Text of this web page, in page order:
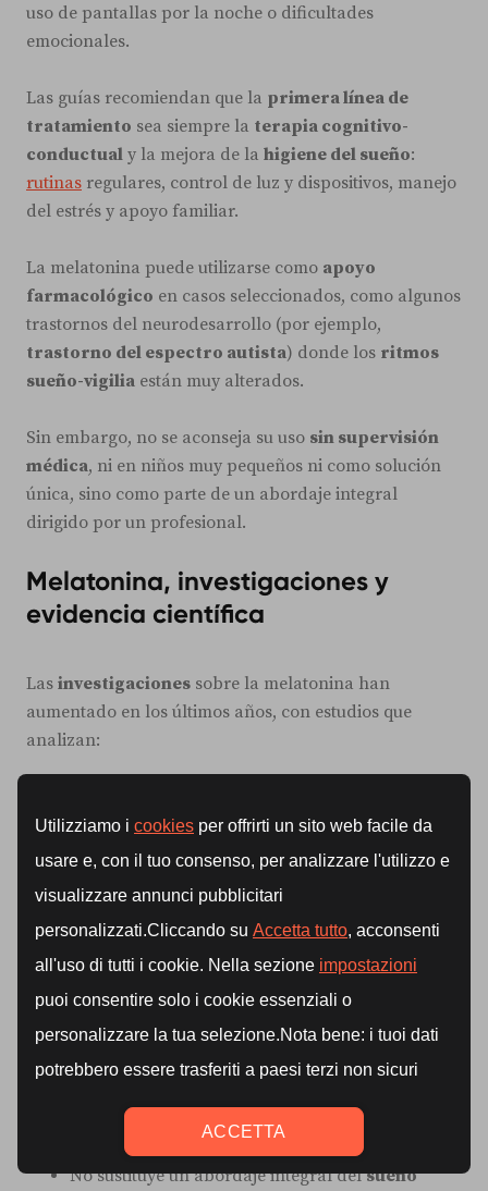
uso de pantallas por la noche o dificultades
emocionales.
Las guías recomiendan que la primera línea de
tratamiento sea siempre la terapia cognitivo-
conductual y la mejora de la higiene del sueño:
rutinas regulares, control de luz y dispositivos, manejo
del estrés y apoyo familiar.
La melatonina puede utilizarse como apoyo
farmacológico en casos seleccionados, como algunos
trastornos del neurodesarrollo (por ejemplo,
trastorno del espectro autista) donde los ritmos
sueño-vigilia están muy alterados.
Sin embargo, no se aconseja su uso sin supervisión
médica, ni en niños muy pequeños ni como solución
única, sino como parte de un abordaje integral
dirigido por un profesional.
Melatonina, investigaciones y
evidencia científica
Las investigaciones sobre la melatonina han
aumentado en los últimos años, con estudios que
analizan:
trastornos del sueño;
Posibles efectos sobre enfermedades como la
enfermedad de Alzheimer, estrés oxidativo,
piely otros procesos biológicos.
No sustituye un abordaje integral delsueño